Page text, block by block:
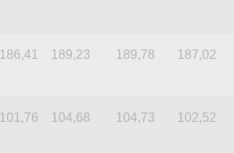
186,41 189,23 189,78 187,02
101,76 104,68 104,73 102,52